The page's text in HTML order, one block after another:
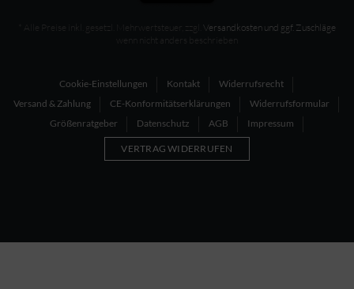
* Alle Preise inkl. gesetzl. Mehrwertsteuer, zzgl. Versandkosten und ggf. Zuschläge
wenn nicht anders beschrieben
Cookie-Einstellungen Kontakt
Widerrufsrecht
Versand & Zahlung
CE-Konformitätserklärungen
Widerrufsformular
Größenratgeber
Datenschutz AGB Impressum
VERTRAG WIDERRUFEN